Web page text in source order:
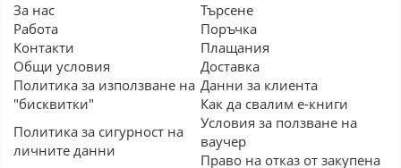
За нас
Работа
Контакти
Общи условия
Политика за използване на
"бисквитки"
Политика за сигурност на
личните данни
Търсене
Поръчка
Плащания
Доставка
Данни за клиента
Как да свалим е-книги
Условия за ползване на
ваучер
Право на отказ от закупена